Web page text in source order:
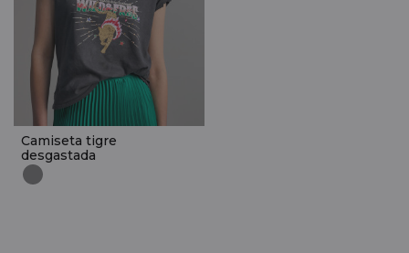
Camiseta tigre
desgastada